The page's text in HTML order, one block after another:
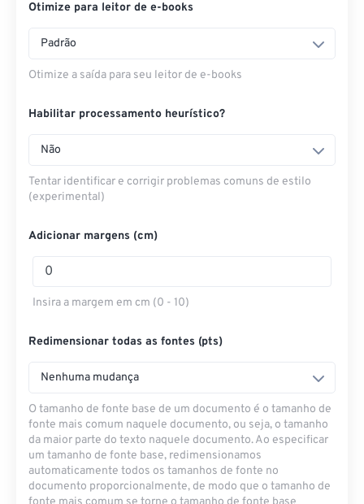
Da URL
Otimize para leitor de e-books
Padrão
Otimize a saída para seu leitor de e-books
Habilitar processamento heurístico?
Não
Tentar identificar e corrigir problemas comuns de estilo
(experimental)
Adicionar margens (cm)
Insira a margem em cm (0 - 10)
Redimensionar todas as fontes (pts)
Nenhuma mudança
O tamanho de fonte base de um documento é o tamanho de
fonte mais comum naquele documento, ou seja, o tamanho
da maior parte do texto naquele documento. Ao especificar
um tamanho de fonte base, redimensionamos
automaticamente todos os tamanhos de fonte no
documento proporcionalmente, de modo que o tamanho de